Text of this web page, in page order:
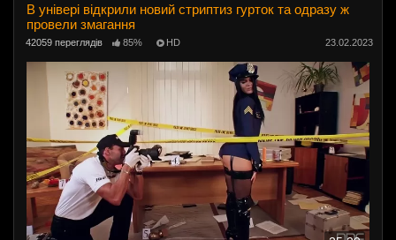
В універі відкрили новий стриптиз гурток та одразу ж
провели змагання
42059 переглядів 85% HD 23.02.2023